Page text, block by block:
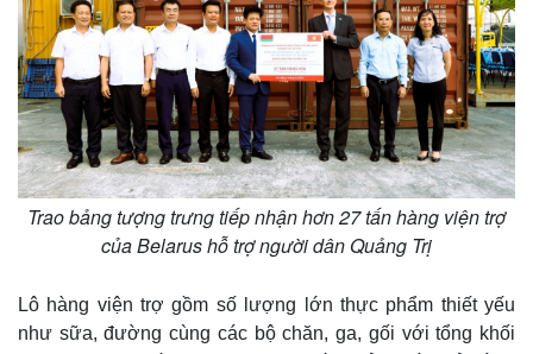
Thế giới
Hồ sơ
Multimedia
Video
E-Magazine
Infographic
Trao bảng tượng trưng tiếp nhận hơn 27 tấn hàng viện trợ
của Belarus hỗ trợ người dân Quảng Trị
Lô hàng viện trợ gồm số lượng lớn thực phẩm thiết yếu
như sữa, đường cùng các bộ chăn, ga, gối với tổng khối